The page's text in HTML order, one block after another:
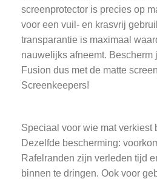
screenprotector is precies op
voor een vuil- en krasvrij
transparantie is maximaal
nauwelijks afneemt. Bescherm
Fusion dus met de matte
Screenkeepers!
Speciaal voor wie mat verkiest
Dezelfde bescherming:
Rafelranden zijn verleden tijd
binnen te dringen. Ook voor